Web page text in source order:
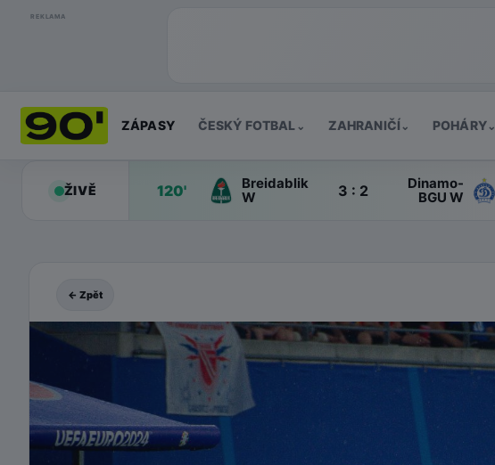
REKLAMA
ZÁPASY ČESKÝ FOTBAL ⌄ ZAHRANIČÍ ⌄ POHÁRY⌄
ŽIVĚ 120'
Breidablik
W
3 : 2
Dinamo-
BGU W
← Zpět